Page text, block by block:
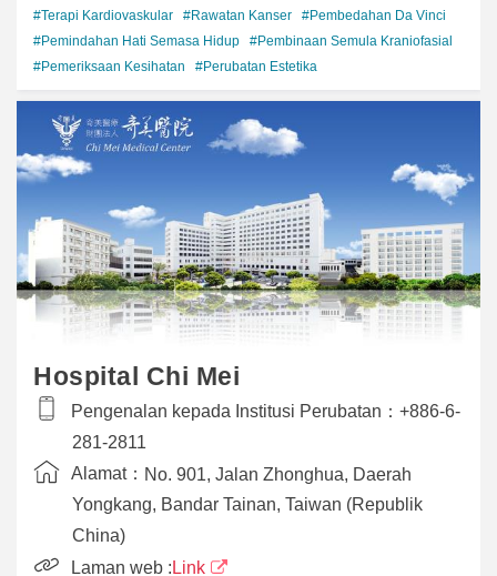
#Terapi Kardiovaskular
#Rawatan Kanser
#Pembedahan Da Vinci
#Pemindahan Hati Semasa Hidup
#Pembinaan Semula Kraniofasial
#Pemeriksaan Kesihatan
#Perubatan Estetika
Hospital Chi Mei
Pengenalan kepada Institusi Perubatan： +886-6-
281-2811
Alamat： No. 901, Jalan Zhonghua, Daerah
Yongkang, Bandar Tainan, Taiwan (Republik
China)
Laman web : Link